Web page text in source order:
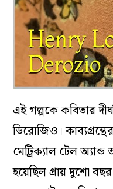
এই গল্পকে কবিতার
ডিরোজিও।
মেট্রিক্যাল টেল
হয়েছিল প্রায় দুশো